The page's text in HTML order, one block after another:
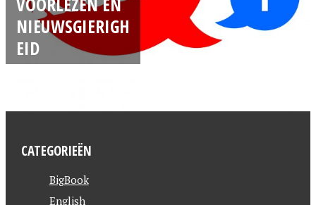
NIEUWSGIERIGH
EID
CATEGORIEËN
BigBook
English